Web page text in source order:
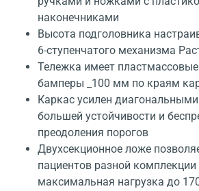
наконечниками
Высота подголовника
6-ступенчатого механизма
Тележка имеет
бамперы _100 мм по краям
Каркас усилен
большей устойчивости и
преодоления порогов
Двухсекционное ложе
пациентов разной комплекции
максимальная нагрузка до